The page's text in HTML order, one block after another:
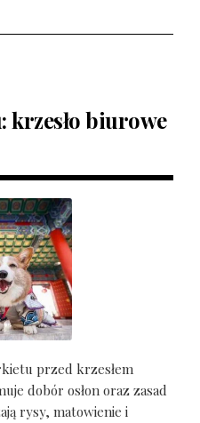
biurowe
przed krzesłem
dobór osłon oraz zasad
rysy, matowienie i